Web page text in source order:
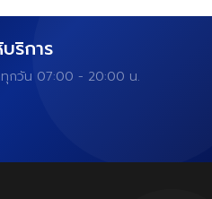
ริการ
ทุกวัน 07:00 - 20:00 น.